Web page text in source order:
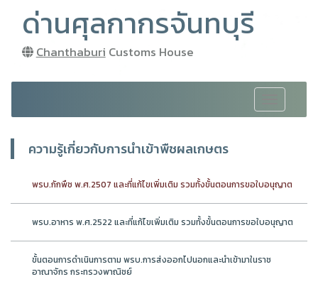
ด่านศุลกากรจันทบุรี
ChanthaburiCustoms House
navigation
ความรู้เกี่ยวกับการนำเข้าพืชผลเกษตร
พรบ.กักพืช พ.ศ.2507 และที่แก้ไขเพิ่มเติม รวมทั้งขั้นตอนการขอใบอนุญาต
พรบ.อาหาร พ.ศ.2522 และที่แก้ไขเพิ่มเติม รวมทั้งขั้นตอนการขอใบอนุญาต
ขั้นตอนการดำเนินการตาม พรบ.การส่งออกไปนอกและนำเข้ามาในราช
อาณาจักร กระทรวงพาณิชย์